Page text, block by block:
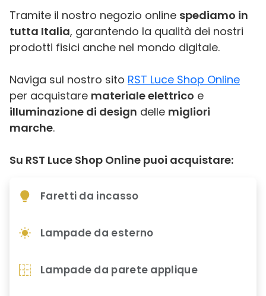
Tramite il nostro negozio online spediamo in
tutta Italia, garantendo la qualità dei nostri
prodotti fisici anche nel mondo digitale.
Naviga sul nostro sito RST Luce Shop Online
per acquistare materiale elettrico e
illuminazione di design delle migliori
marche.
Su RST Luce Shop Online puoi acquistare:
Faretti da incasso
Lampade da esterno
Lampade da parete applique